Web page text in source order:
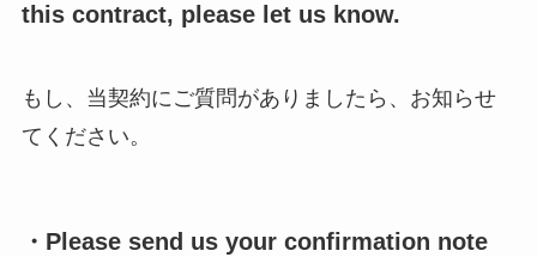
this contract, please let us know.
もし、当契約にご質問がありましたら、お知らせ
てください。
・Please send us your confirmation note